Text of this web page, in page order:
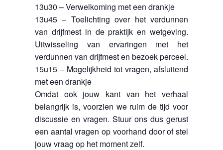
13u30 – Verwelkoming met een drankje
13u45 – Toelichting over het verdunnen
van drijfmest in de praktijk en wetgeving.
Uitwisseling van ervaringen met het
verdunnen van drijfmest en bezoek perceel.
15u15 – Mogelijkheid tot vragen, afsluitend
met een drankje
Omdat ook jouw kant van het verhaal
belangrijk is, voorzien we ruim de tijd voor
discussie en vragen. Stuur ons dus gerust
een aantal vragen op voorhand door of stel
jouw vraag op het moment zelf.